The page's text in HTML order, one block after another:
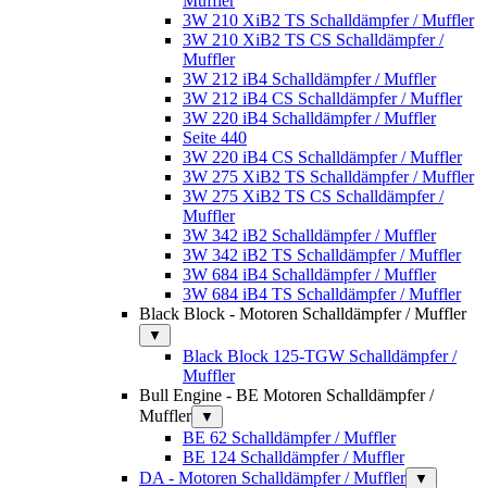
3W 210 XiB2 TS Schalldämpfer / Muffler
3W 210 XiB2 TS CS Schalldämpfer /
Muffler
3W 212 iB4 Schalldämpfer / Muffler
3W 212 iB4 CS Schalldämpfer / Muffler
3W 220 iB4 Schalldämpfer / Muffler
Seite 440
3W 220 iB4 CS Schalldämpfer / Muffler
3W 275 XiB2 TS Schalldämpfer / Muffler
3W 275 XiB2 TS CS Schalldämpfer /
Muffler
3W 342 iB2 Schalldämpfer / Muffler
3W 342 iB2 TS Schalldämpfer / Muffler
3W 684 iB4 Schalldämpfer / Muffler
3W 684 iB4 TS Schalldämpfer / Muffler
Black Block - Motoren Schalldämpfer / Muffler
▼
Black Block 125-TGW Schalldämpfer /
Muffler
Bull Engine - BE Motoren Schalldämpfer /
Muffler
▼
BE 62 Schalldämpfer / Muffler
BE 124 Schalldämpfer / Muffler
DA - Motoren Schalldämpfer / Muffler
▼